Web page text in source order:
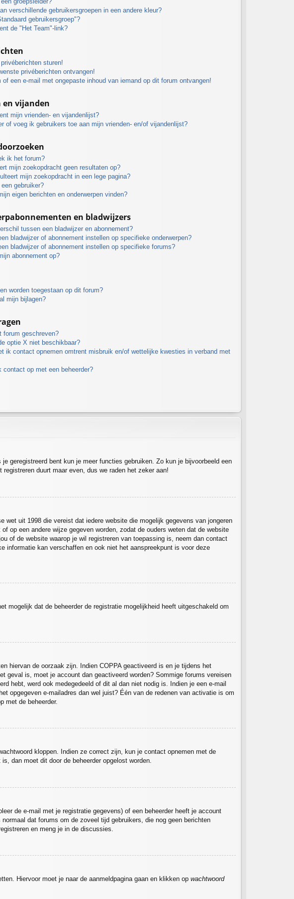
verschillende gebruikersgroepen in een andere kleur?
gebruikersgroep"?
de "Het Team"-link?
privéberichten sturen!
privéberichten ontvangen!
of een e-mail met ongepaste inhoud van iemand op dit forum ontvangen!
en vijanden
mijn vrienden- en vijandenlijst?
of voeg ik gebruikers toe aan mijn vrienden- en/of vijandenlijst?
ik het forum?
mijn zoekopdracht geen resultaten op?
mijn zoekopdracht in een lege pagina?
gebruiker?
eigen berichten en onderwerpen vinden?
en bladwijzers
tussen een bladwijzer en abonnement?
bladwijzer of abonnement instellen op specifieke onderwerpen?
bladwijzer of abonnement instellen op specifieke forums?
abonnement op?
worden toegestaan op dit forum?
mijn bijlagen?
forum geschreven?
optie X niet beschikbaar?
ik contact opnemen omtrent misbruik en/of wettelijke kwesties in verband met
contact op met een beheerder?
geregistreerd bent kun je meer functies gebruiken. Zo kun je bijvoorbeeld een
duurt maar even, dus we raden het zeker aan!
uit 1998 die vereist dat iedere website die mogelijk gegevens van jongeren
op een andere wijze gegeven worden, zodat de ouders weten dat de website
of de website waarop je wil registreren van toepassing is, neem dan contact
informatie kan verschaffen en ook niet het aanspreekpunt is voor deze
mogelijk dat de beheerder de registratie mogelijkheid heeft uitgeschakeld om
hiervan de oorzaak zijn. Indien COPPA geactiveerd is en je tijdens het
geval is, moet je account dan geactiveerd worden? Sommige forums vereisen
hebt, werd ook medegedeeld of dit al dan niet nodig is. Indien je een e-mail
opgegeven e-mailadres dan wel juist? Één van de redenen van activatie is om
met de beheerder.
kloppen. Indien ze correct zijn, kun je contact opnemen met de
dan moet dit door de beheerder opgelost worden.
de e-mail met je registratie gegevens) of een beheerder heeft je account
dat forums om de zoveel tijd gebruikers, die nog geen berichten
en meng je in de discussies.
Hiervoor moet je naar de aanmeldpagina gaan en klikken op wachtwoord